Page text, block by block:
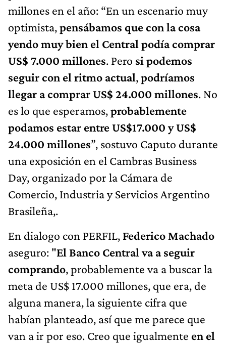
millones en el año: “En un escenario muy
optimista,pensábamos que con la cosa
yendo muy bien el Central podía comprar
US$ 7.000 millones. Pero si podemos
seguir con el ritmo actual,podríamos
llegar a comprar US$ 24.000 millones. No
es lo que esperamos,probablemente
podamos estar entre US$17.000 y US$
24.000 millones”, sostuvo Caputo durante
una exposición en el Cambras Business
Day, organizado por la Cámara de
Comercio, Industria y Servicios Argentino
Brasileña,.
En dialogo con PERFIL, Federico Machado
aseguro: "El Banco Central va a seguir
comprando, probablemente va a buscar la
meta de US$ 17.000 millones, que era, de
alguna manera, la siguiente cifra que
habían planteado, así que me parece que
van a ir por eso. Creo que igualmente en el